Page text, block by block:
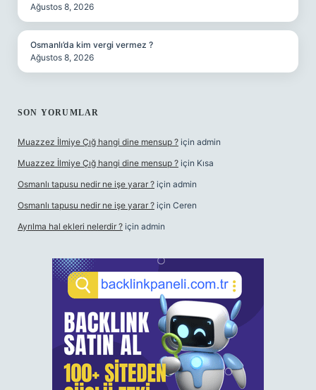
Ağustos 8, 2026
Osmanlı’da kim vergi vermez ?
Ağustos 8, 2026
SON YORUMLAR
Muazzez İlmiye Çığ hangi dine mensup ? için admin
Muazzez İlmiye Çığ hangi dine mensup ? için Kısa
Osmanlı tapusu nedir ne işe yarar ? için admin
Osmanlı tapusu nedir ne işe yarar ? için Ceren
Ayrılma hal ekleri nelerdir ? için admin